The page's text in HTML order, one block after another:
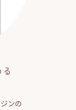
ンの